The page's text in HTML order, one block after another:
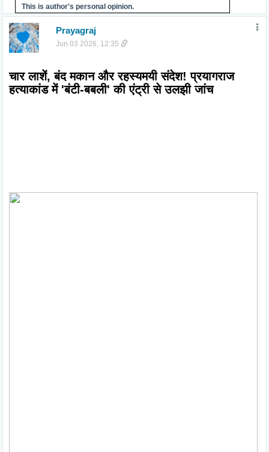
This is author's personal opinion.
Prayagraj
Jun 03 2026, 12:35
चार लाशें, बंद मकान और रहस्यमयी संदेश! प्रयागराज